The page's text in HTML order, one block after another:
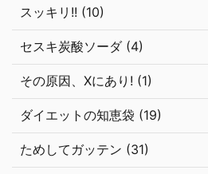
スッキリ!! (10)
セスキ炭酸ソーダ (4)
その原因、Xにあり! (1)
ダイエットの知恵袋 (19)
ためしてガッテン (31)